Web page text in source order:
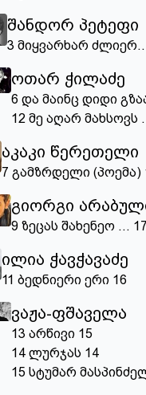
შანდორ პეტეფი
3 მიყვარხარ
ოთარ ჭილაძე
6 და მაინც დიდი
12 მე აღარ მახსოვს
აკაკი წერეთელი
7 გამზრდელი (პოემა)
გიორგი
9 ზეცას შახენეო ... 17
ილია ჭავჭავაძე
11 ბედნიერი ერი 16
ვაჟა-ფშაველა
13 არწივი 15
14 ლურჯას 14
15 სტუმარ